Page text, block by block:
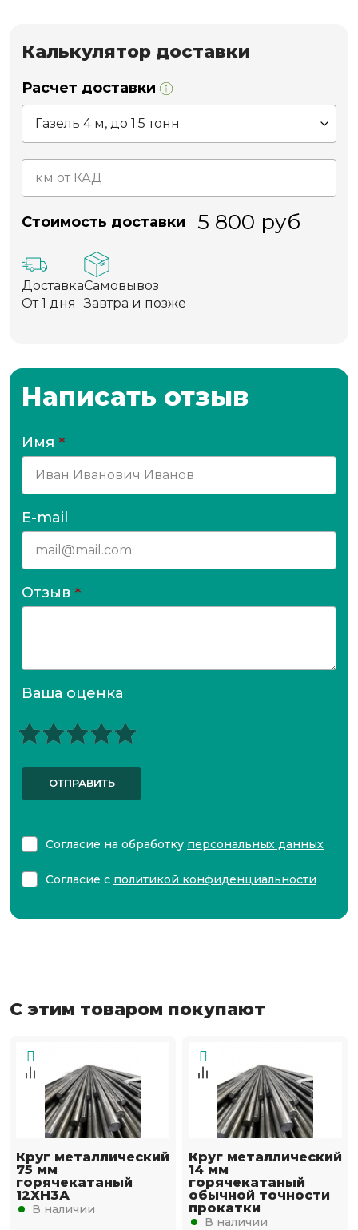
Калькулятор доставки
Расчет доставки
Стоимость доставки 5 800 руб
Доставка
От 1 дня
Самовывоз
Завтра и позже
Написать отзыв
Имя *
E-mail
Отзыв *
Ваша оценка
ОТПРАВИТЬ
Согласие на обработку персональных данных
Согласие с политикой конфиденциальности
С этим товаром покупают
Круг металлический
75 мм
горячекатаный
12ХН3А
В наличии
Круг металлический
14 мм
горячекатаный
обычной точности
прокатки
В наличии